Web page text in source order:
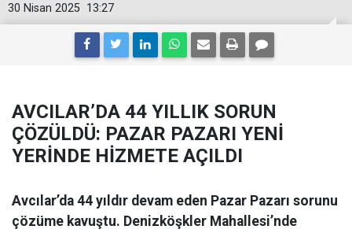
13:27
30 Nisan 2025
AVCILAR’DA 44 YILLIK SORUN
ÇÖZÜLDÜ: PAZAR PAZARI YENİ
YERİNDE HİZMETE AÇILDI
Avcılar’da 44 yıldır devam eden Pazar Pazarı sorunu
çözüme kavuştu. Denizköşkler Mahallesi’nde